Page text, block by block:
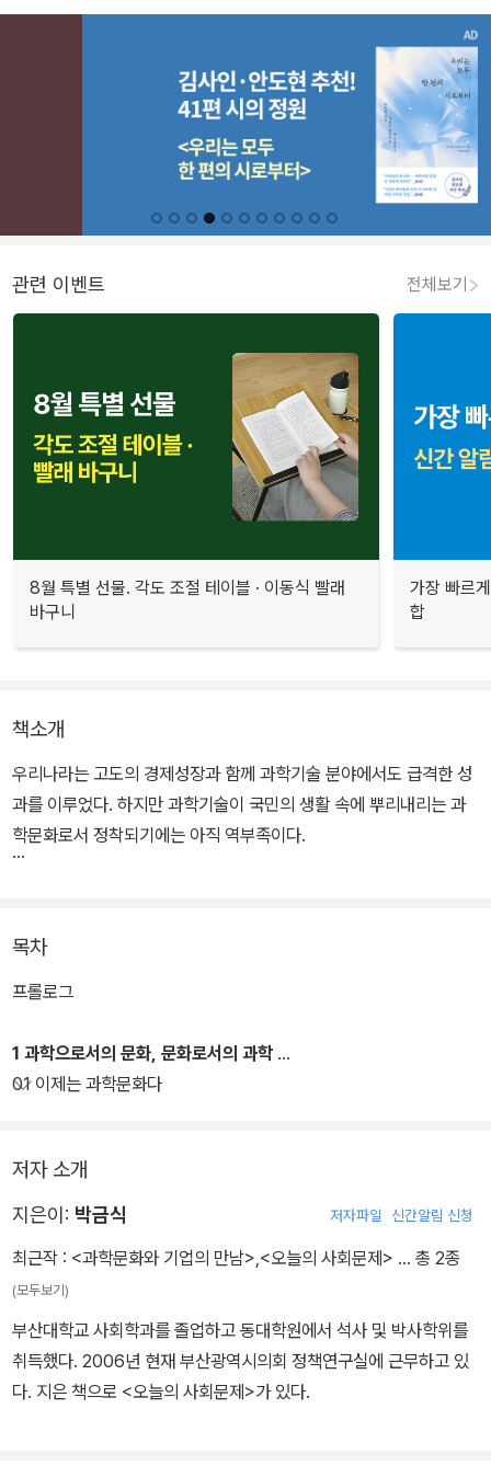
관련 이벤트 전체보기
8월 특별 선물. 각도 조절 테이블 · 이동식 빨래
바구니
가장 빠르
합
책소개
우리나라는 고도의 경제성장과 함께 과학기술 분야에서도 급격한 성
과를 이루었다. 하지만 과학기술이 국민의 생활 속에 뿌리내리는 과
학문화로서 정착되기에는 아직 역부족이다.
히 기업의 과학문화 활동 참여는 기업의 경쟁력을 높이는 데 크게 기
여한다는 점을 강조하며 기업이 과학문화 확산을 위해 무엇을 해야
목차
프롤로그
1 과학으로서의 문화, 문화로서의 과학
01 이제는 과학문화다
저자 소개
지은이: 박금식 저자파일 신간알림 신청
최근작 : <과학문화와 기업의 만남>,<오늘의 사회문제> … 총 2종
(모두보기)
부산대학교 사회학과를 졸업하고 동대학원에서 석사 및 박사학위를
취득했다. 2006년 현재 부산광역시의회 정책연구실에 근무하고 있
다. 지은 책으로 <오늘의 사회문제>가 있다.